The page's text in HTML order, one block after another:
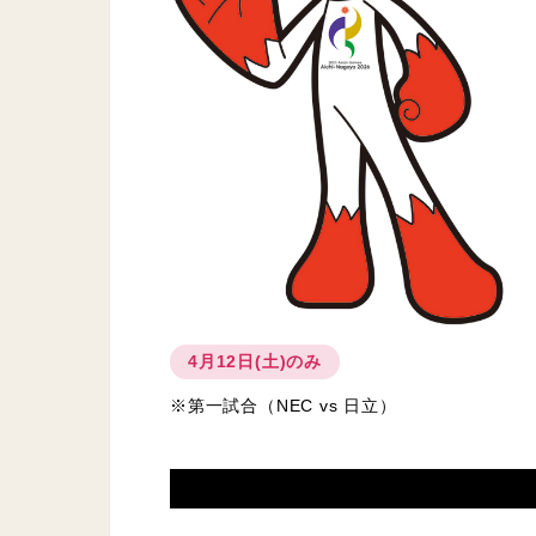
4月12日(土)のみ
※第一試合（NEC vs 日立）​